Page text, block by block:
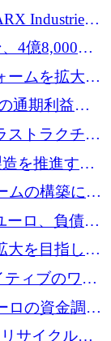
ンド獲得に
Industries
拡大
4億8,000万
ームを拡大す
通期利益を
ストラクチャ
に 242 万ユ
を推進する
ーロを確保
ムの構築に
ーロ、負債で
大を目指して
ティブのワー
ドルを確保
ロの資金調達
の開発を倍
サイクルシ